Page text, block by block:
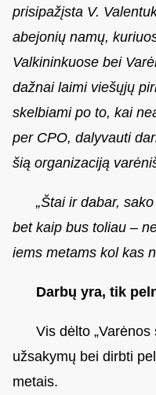
prisipažįsta V.
abejonių namų,
Valkininkuose bei
dažnai laimi viešųjų
skelbiami po to, kai
per CPO, dalyvauti
šią organizaciją
„Štai ir dabar,
bet kaip bus toliau –
iems metams kol kas
Darbų yra, tik
Vis dėlto
užsakymų bei dirbti
metais.